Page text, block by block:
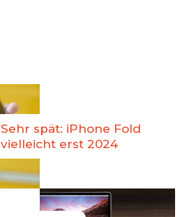
Sehr spät: iPhone Fold
vielleicht erst 2024